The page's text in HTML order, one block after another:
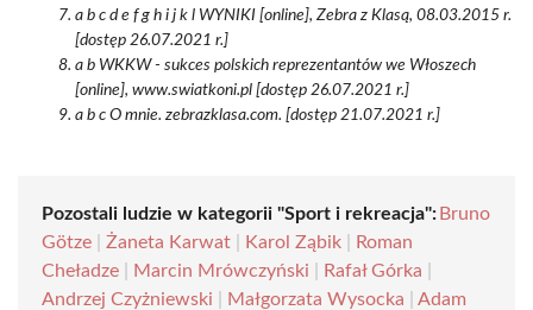
a b c d e f g h i j k l WYNIKI [online], Zebra z Klasą, 08.03.2015 r.
[dostęp 26.07.2021 r.]
a b WKKW - sukces polskich reprezentantów we Włoszech
[online], www.swiatkoni.pl [dostęp 26.07.2021 r.]
a b c O mnie. zebrazklasa.com. [dostęp 21.07.2021 r.]
Pozostali ludzie w kategorii "Sport i rekreacja": Bruno
Götze
Żaneta Karwat Karol Ząbik
Roman
Cheładze
Marcin Mrówczyński Rafał Górka
Andrzej Czyżniewski
Małgorzata Wysocka
Adam